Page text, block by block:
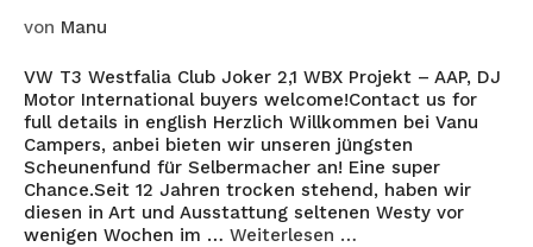
von Manu
VW T3 Westfalia Club Joker 2,1 WBX Projekt – AAP, DJ
Motor International buyers welcome!Contact us for
full details in english Herzlich Willkommen bei Vanu
Campers, anbei bieten wir unseren jüngsten
Scheunenfund für Selbermacher an! Eine super
Chance.Seit 12 Jahren trocken stehend, haben wir
diesen in Art und Ausstattung seltenen Westy vor
wenigen Wochen im … Weiterlesen …